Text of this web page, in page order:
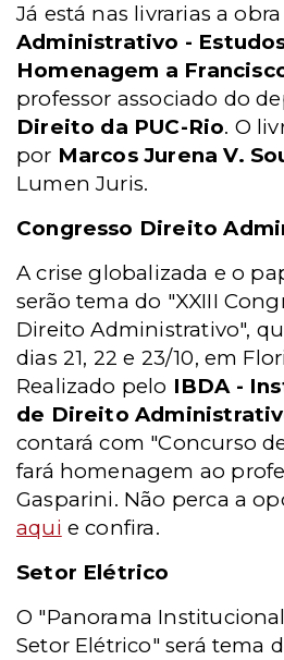
Já está nas livrarias a obra
Administrativo -
Homenagem a
professor associado do
Direito da PUC-Rio. O
por Marcos Jurena V.
Lumen Juris.
Congresso Direito
A crise globalizada e o
serão tema do "XXIII
Direito Administrativo",
dias 21, 22 e 23/10, em
Realizado pelo IBDA -
de Direito
contará com "Concurso
fará homenagem ao
Gasparini. Não perca a
aqui e confira.
Setor Elétrico
O "Panorama
Setor Elétrico" será tema